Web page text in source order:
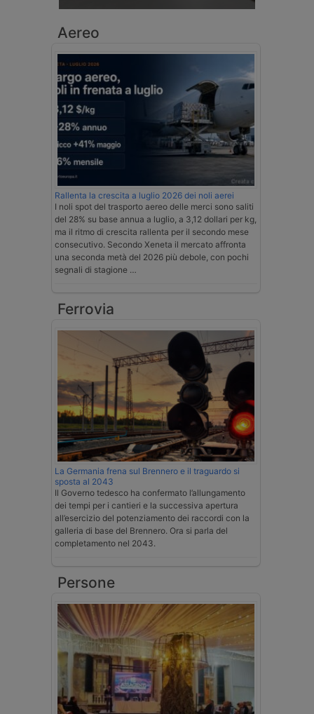
Aereo
Rallenta la crescita a luglio 2026 dei noli aerei
I noli spot del trasporto aereo delle merci sono saliti
del 28% su base annua a luglio, a 3,12 dollari per kg,
ma il ritmo di crescita rallenta per il secondo mese
consecutivo. Secondo Xeneta il mercato affronta
una seconda metà del 2026 più debole, con pochi
segnali di stagione …
Ferrovia
La Germania frena sul Brennero e il traguardo si
sposta al 2043
Il Governo tedesco ha confermato l’allungamento
dei tempi per i cantieri e la successiva apertura
all’esercizio del potenziamento dei raccordi con la
galleria di base del Brennero. Ora si parla del
completamento nel 2043.
Persone